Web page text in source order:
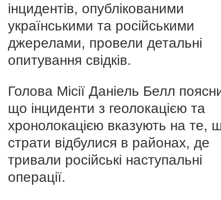
інцидентів, опублікованими
українськими та російськими
джерелами, провели детальні
опитування свідків.
Голова Місії Даніель Белл
що інциденти з геолокацією та
хронолокацією вказують на те,
страти відбулися в районах, де
тривали російські наступальні
операції.